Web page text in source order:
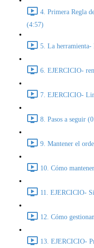
4. Primera Regla
(4:57)
5. La
6. EJERCICIO-
7. EJERCICIO-
8. Pasos a seguir
9. Mantener el
10. Cómo
11. EJERCICIO-
12. Cómo
13. EJERCICIO-